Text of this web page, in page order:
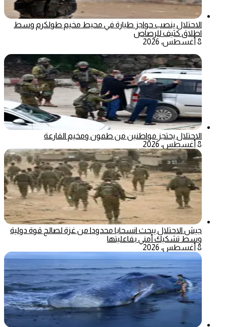
الاحتلال ينصب حواجز طيارة في محيط مخيم طولكرم وسط
اطلاق كثيف للرصاص
8 أغسطس، 2026
الاحتلال يحتجز مواطنين من طمون ومخيم الفارعة
8 أغسطس، 2026
جيش الاحتلال يبحث انسحابا محدودا من غزة لصالح قوة دولية
وسط تشكيك أمني بفاعليتها
8 أغسطس، 2026